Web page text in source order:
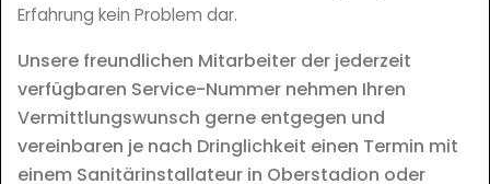
Erfahrung kein Problem dar.
Unsere freundlichen Mitarbeiter der jederzeit
verfügbaren Service-Nummer nehmen Ihren
Vermittlungswunsch gerne entgegen und
vereinbaren je nach Dringlichkeit einen Termin mit
einem Sanitärinstallateur in Oberstadion oder